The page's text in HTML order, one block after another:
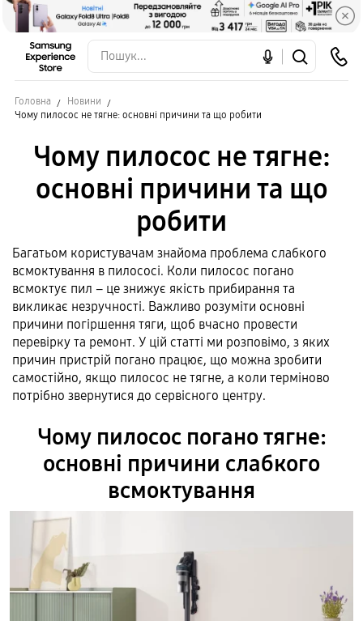
Головна
Новини
Чому пилосос не тягне: основні причини та що робити
Чому пилосос не тягне:
основні причини та що
робити
Багатьом користувачам знайома проблема слабкого
всмоктування в пилососі. Коли пилосос погано
всмоктує пил – це знижує якість прибирання та
викликає незручності. Важливо розуміти основні
причини погіршення тяги, щоб вчасно провести
перевірку та ремонт. У цій статті ми розповімо, з яких
причин пристрій погано працює, що можна зробити
самостійно, якщо пилосос не тягне, а коли терміново
потрібно звернутися до сервісного центру.
Чому пилосос погано тягне:
основні причини слабкого
всмоктування